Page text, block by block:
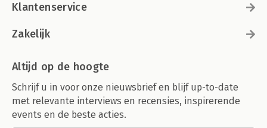
Klantenservice
Zakelijk
Altijd op de hoogte
Schrijf u in voor onze nieuwsbrief en blijf up-to-date
met relevante interviews en recensies, inspirerende
events en de beste acties.